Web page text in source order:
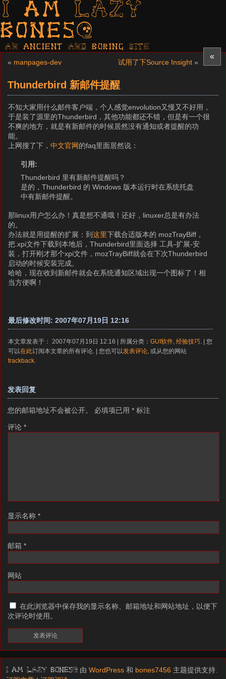
I am LAZY
bones?
AN ancient AND boring SITE
«
« manpages-dev 试用了下Source Insight »
Thunderbird 新邮件提醒
不知大家用什么邮件客户端，个人感觉envolution又慢又不好用，
于是装了源里的Thunderbird，其他功能都还不错，但是有一个很
不爽的地方，就是有新邮件的时候居然没有通知或者提醒的功
能。
上网搜了下，中文官网的faq里面居然说：
引用:
Thunderbird 里有新邮件提醒吗？
是的，Thunderbird 的 Windows 版本运行时在系统托盘
中有新邮件提醒。
那linux用户怎么办！真是想不通哦！还好，linuxer总是有办法
的。
办法就是用提醒的扩展：到这里下载合适版本的 mozTrayBiff，
把.xpi文件下载到本地后，Thunderbird里面选择 工具-扩展-安
装，打开刚才那个xpi文件，mozTrayBiff就会在下次Thunderbird
启动的时候安装完成。
哈哈，现在收到新邮件就会在系统通知区域出现一个图标了！相
当方便啊！
最后修改时间: 2007年07月19日 12:16
本文章发表于： 2007年07月19日 12:16 | 所属分类：GUI软件 ,经验技巧 . | 您
可以在此订阅本文章的所有评论. | 您也可以 发表评论 , 或从您的网站
trackback
发表回复
您的邮箱地址不会被公开。 必填项已用 * 标注
评论 *
显示名称 *
邮箱 *
网站
在此浏览器中保存我的显示名称、邮箱地址和网站地址，以便下
次评论时使用。
I am LAZY bones? 由WordPress 和 bones7456 主题提供支持.